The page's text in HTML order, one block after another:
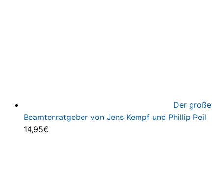
Der große
Beamtenratgeber von Jens Kempf und Phillip Peil
14,95€